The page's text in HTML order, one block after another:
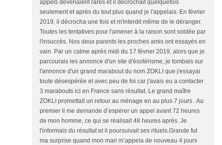
appels devenaient rares et il décrochait quelquefois
seulement et après du tout plus quand je l'appelais. En février
2019, il décrocha une fois et m'interdit même de le déranger.
Toutes les tentatives pour l'amener à la raison sont soldée par
l'insuccès. Nos deux parents les proches amis ont essayés en
vain. Par un calme après midi du 17 février 2019, alors que je
parcourais les annonce d'un site d'ésotérisme, je tombais sur
l'annonce d'un grand marabout du nom ZOKLI que j'essayai
toute désespérée et avec peu de foi car j'avais eu a contacter
3 marabouts ici en France sans résultat. Le grand maître
ZOKLI promettait un retour au ménage en au plus 7 jours . Au
premier il me demande d’espérer un appel avant 72 heures
de mon homme, ce qui se réalisait 48 heures après. Je
l'informais du résultat et il poursuivait ses rituels.Grande fut
ma surprise quand mon mari m’appela de nouveau 4 jours